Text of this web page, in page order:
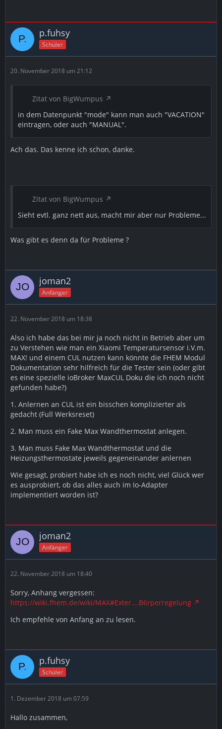
p.fuhsy
Schüler
20. November 2018 um 21:12
Zitat von BigWumpus
in dem Datenpunkt "mode" kann man auch "VACATION"
eintragen, oder auch "MANUAL".
Ach das. Das kenne ich schon, danke.
Zitat von BigWumpus
Sieht evtl. ganz nett aus, macht mir aber nur Probleme...
Was gibt es denn da für Probleme ?
joman2
Anfänger
22. November 2018 um 18:38
Also ich habe das bei mir ja noch nicht in Betrieb aber um
zu Verstehen wie man ein Xiaomi Temperatursensor i.V.m.
MAX! und einem CUL nutzen kann könnte die FHEM Modul
Dokumentation sehr hilfreich für die Tester sein (oder gibt
es eine spezielle ioBroker MaxCUL Doku die ich noch nicht
gefunden habe?)
1. Anlernen an CUL ist ein bisschen komplizierter als
gedacht (Full Werksreset)
2. Man muss ein Fake Max Wandthermostat anlegen.
3. Man muss Fake Max Wandthermostat und die
Heizungsthermostate jeweils gegeneinander anlernen
Wie gesagt, probiert habe ich es noch nicht, viel Glück wer
es ausprobiert, ob das alles auch im Io-Adapter
implementiert worden ist?
joman2
Anfänger
22. November 2018 um 18:40
Sorry, Anhang vergessen:
https://wiki.fhem.de/wiki/MAX#Exter….B6rperregelung
Ich empfehle von Anfang an zu lesen.
p.fuhsy
Schüler
1. Dezember 2018 um 07:59
Hallo zusammen,